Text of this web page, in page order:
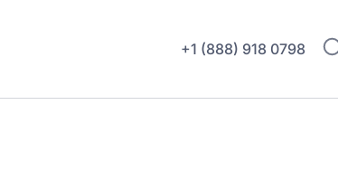
+1 (888) 918 0798